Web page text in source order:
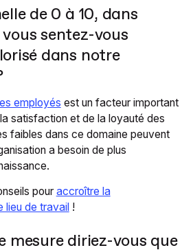
de 0 à 10, dans
sentez-vous
dans notre
employés est un facteur important
satisfaction et de la loyauté des
faibles dans ce domaine peuvent
a besoin de plus
pour accroître la
lieu de travail!
mesure diriez-vous que